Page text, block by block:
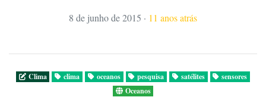
8 de junho de 2015 · 11 anos atrás
Clima clima oceanos pesquisa satélites
sensores
Oceanos